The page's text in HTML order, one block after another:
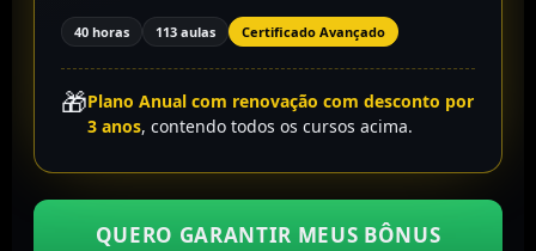
40 horas 113 aulas Certificado Avançado
🎁Plano Anual com renovação com desconto por
3 anos, contendo todos os cursos acima.
QUERO GARANTIR MEUS BÔNUS